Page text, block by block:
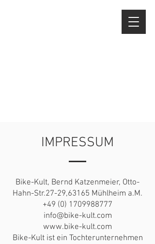
IMPRESSUM
Bike-Kult, Bernd Katzenmeier, Otto-
Hahn-Str.27-29,63165 Mühlheim a.M.
+49 (0) 1709988777
info@bike-kult.com
www.bike-kult.com
Bike-Kult ist ein Tochterunternehmen